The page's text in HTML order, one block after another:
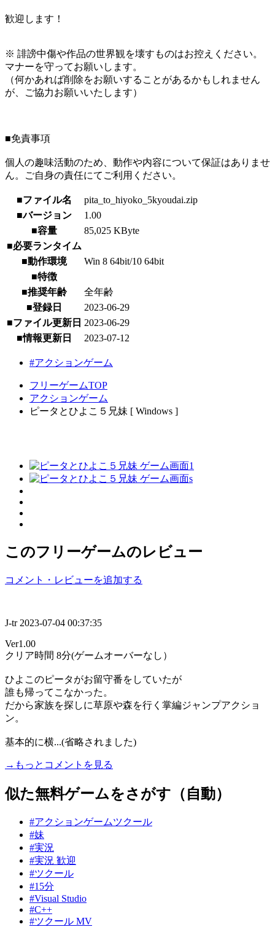
歓迎します！
※ 誹謗中傷や作品の世界観を壊すものはお控えください。
マナーを守ってお願いします。
（何かあれば削除をお願いすることがあるかもしれません
が、ご協力お願いいたします）
■免責事項
個人の趣味活動のため、動作や内容について保証はありませ
ん。ご自身の責任にてご利用ください。
■ファイル名
pita_to_hiyoko_5kyoudai.zip
■バージョン
1.00
■容量
85,025 KByte
■必要ランタイム
■動作環境
Win 8 64bit/10 64bit
■特徴
■推奨年齢
全年齢
■登録日
2023-06-29
■ファイル更新日 2023-06-29
■情報更新日
2023-07-12
#アクションゲーム
フリーゲームTOP
アクションゲーム
ピータとひよこ５兄妹 [ Windows ]
このフリーゲームのレビュー
コメント・レビューを追加する
J-tr 2023-07-04 00:37:35
Ver1.00
クリア時間 8分(ゲームオーバーなし）
ひよこのピータがお留守番をしていたが
誰も帰ってこなかった。
だから家族を探しに草原や森を行く掌編ジャンプアクショ
ン。
基本的に横...(省略されました)
→もっとコメントを見る
似た無料ゲームをさがす（自動）
#アクションゲームツクール
#妹
#実況
#実況 歓迎
#ツクール
#15分
#Visual Studio
#C++
#ツクール MV